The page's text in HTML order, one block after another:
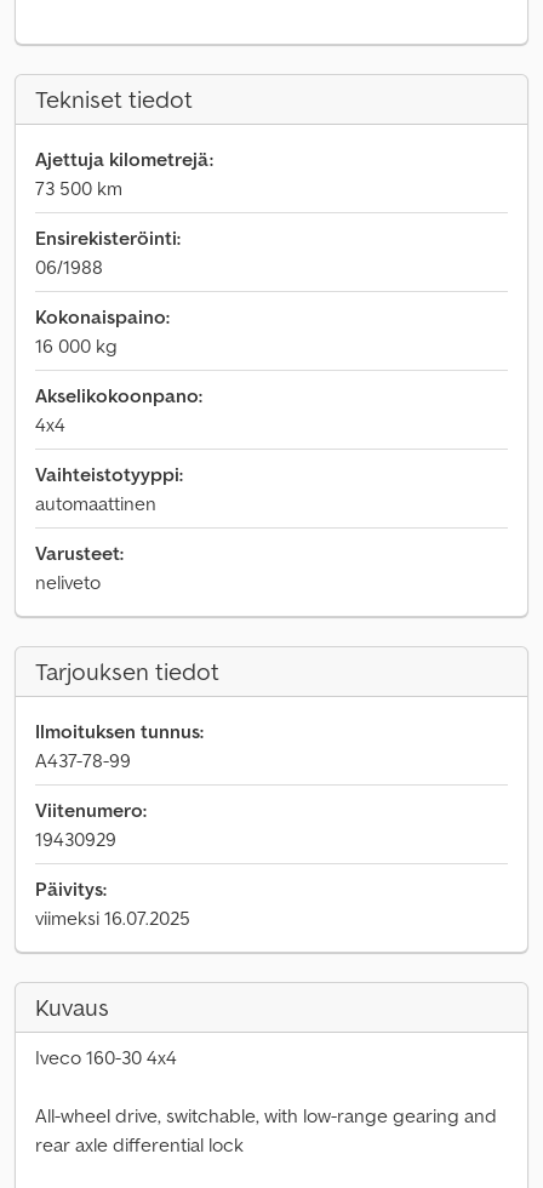
Tekniset tiedot
Ajettuja kilometrejä:
73 500 km
Ensirekisteröinti:
06/1988
Kokonaispaino:
16 000 kg
Akselikokoonpano:
4x4
Vaihteistotyyppi:
automaattinen
Varusteet:
neliveto
Tarjouksen tiedot
Ilmoituksen tunnus:
A437-78-99
Viitenumero:
19430929
Päivitys:
viimeksi 16.07.2025
Kuvaus
Iveco 160-30 4x4
All-wheel drive, switchable, with low-range gearing and
rear axle differential lock